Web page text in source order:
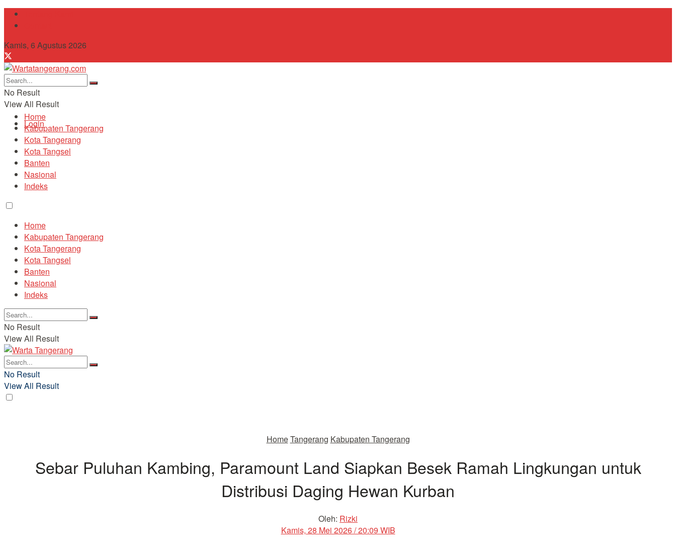
Kamis, 6 Agustus 2026
No Result
View All Result
Login
Home
Kabupaten Tangerang
Kota Tangerang
Kota Tangsel
Banten
Nasional
Indeks
Home
Kabupaten Tangerang
Kota Tangerang
Kota Tangsel
Banten
Nasional
Indeks
No Result
View All Result
No Result
View All Result
HomeTangerang Kabupaten Tangerang
Sebar Puluhan Kambing, Paramount Land Siapkan Besek Ramah Lingkungan untuk
Distribusi Daging Hewan Kurban
Oleh: Rizki
Kamis, 28 Mei 2026 / 20:09 WIB